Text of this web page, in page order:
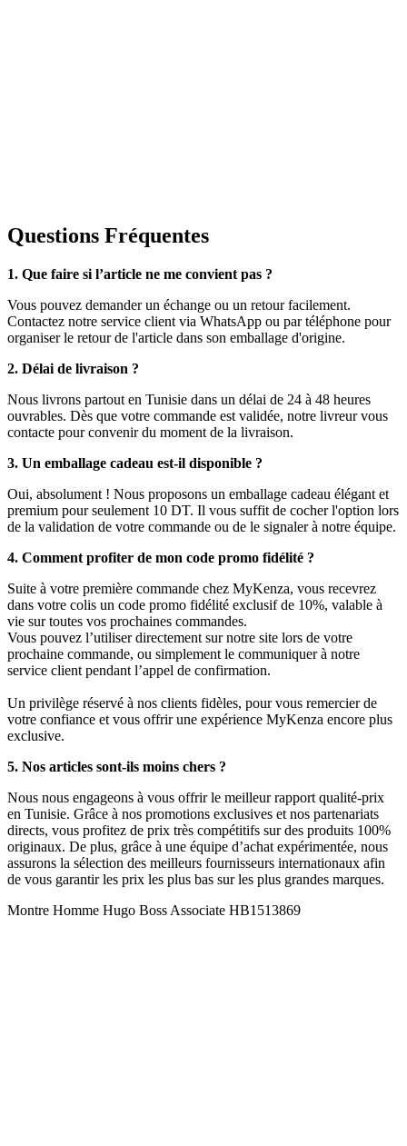
Questions Fréquentes
1. Que faire si l’article ne me convient pas ?
Vous pouvez demander un échange ou un retour facilement.
Contactez notre service client via WhatsApp ou par téléphone pour
organiser le retour de l'article dans son emballage d'origine.
2. Délai de livraison ?
Nous livrons partout en Tunisie dans un délai de 24 à 48 heures
ouvrables. Dès que votre commande est validée, notre livreur vous
contacte pour convenir du moment de la livraison.
3. Un emballage cadeau est-il disponible ?
Oui, absolument ! Nous proposons un emballage cadeau élégant et
premium pour seulement 10 DT. Il vous suffit de cocher l'option lors
de la validation de votre commande ou de le signaler à notre équipe.
4. Comment profiter de mon code promo fidélité ?
Suite à votre première commande chez MyKenza, vous recevrez
dans votre colis un code promo fidélité exclusif de 10%, valable à
vie sur toutes vos prochaines commandes.
Vous pouvez l’utiliser directement sur notre site lors de votre
prochaine commande, ou simplement le communiquer à notre
service client pendant l’appel de confirmation.
Un privilège réservé à nos clients fidèles, pour vous remercier de
votre confiance et vous offrir une expérience MyKenza encore plus
exclusive.
5. Nos articles sont-ils moins chers ?
Nous nous engageons à vous offrir le meilleur rapport qualité-prix
en Tunisie. Grâce à nos promotions exclusives et nos partenariats
directs, vous profitez de prix très compétitifs sur des produits 100%
originaux. De plus, grâce à une équipe d’achat expérimentée, nous
assurons la sélection des meilleurs fournisseurs internationaux afin
de vous garantir les prix les plus bas sur les plus grandes marques.
Montre Homme Hugo Boss Associate HB1513869